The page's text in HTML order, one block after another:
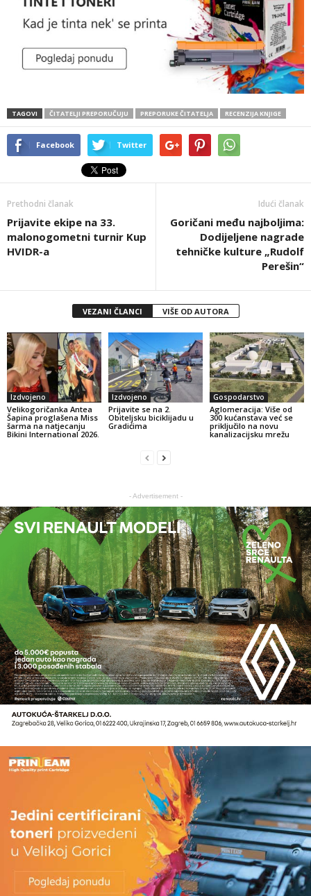
TAGOVI ČITATELJI PREPORUČUJU PREPORUKE ČITATELJA RECENZIJA KNJIGE
Facebook Twitter
Prethodni članak
Prijavite ekipe na 33.
malonogometni turnir Kup
HVIDR-a
Idući članak
Goričani među najboljima:
Dodijeljene nagrade
tehničke kulture „Rudolf
Perešin“
VEZANI ČLANCI VIŠE OD AUTORA
Izdvojeno
Velikogoričanka Antea
Šapina proglašena Miss
šarma na natjecanju
Bikini International 2026.
Izdvojeno
Prijavite se na 2.
Obiteljsku biciklijadu u
Gradićima
Gospodarstvo
Aglomeracija: Više od
300 kućanstava već se
priključilo na novu
kanalizacijsku mrežu
- Advertisement -